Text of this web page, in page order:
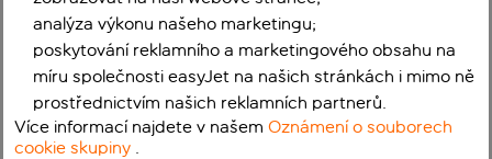
analýza výkonu našeho marketingu;
poskytování reklamního a marketingového obsahu na
míru společnosti easyJet na našich stránkách i mimo ně
prostřednictvím našich reklamních partnerů.
Více informací najdete v našemOznámení o souborech
cookie skupiny .